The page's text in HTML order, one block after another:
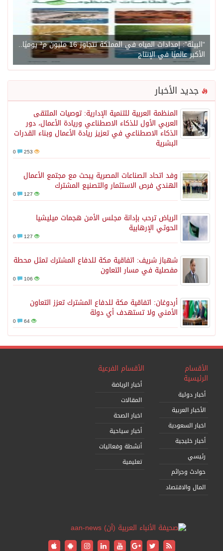
“البيئة”: إمدادات المياه في المملكة تتجاوز 16 مليون م³ يوميًا..
الأكبر عالميًا في الإنتاج
جديد الأخبار
المنظمة العربية للتنمية الإدارية: توصيات الملتقى
العربي الأول للذكاء الاصطناعي وريادة الأعمال، دور
الذكاء الاصطناعي في تعزيز ريادة الأعمال وبناء القدرات
البشرية
253
وفد اتحاد الصناعات المصرية يبحث مع مجتمع الأعمال
الهندي فرص الاستثمار والتصنيع المشترك
127
الرياض ترحب بإدانة مجلس الأمن هجمات ميليشيا
الحوثي الإرهابية
127
شهباز شريف: اتفاقية مكة للدفاع المشترك تمثل محطة
مفصلية في مسار التعاون
106
أردوغان: اتفاقية مكة للدفاع المشترك تعزز التعاون
الأمني ولا تستهدف أي دولة
64
الأقسام
الرئيسية
أخبار دولية
الأخبار العربية
اخبار السعودية
أخبار خليجية
رئيسي
حوادث وجرائم
المال والاقتصاد
الأقسام الفرعية
أخبار الرياضة
المقالات
اخبار الصحة
أخبار سياحية
أنشطة وفعاليات
تعليمية